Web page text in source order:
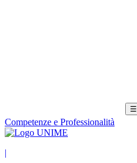
☰
Competenze e Professionalità
|